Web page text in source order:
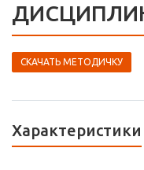
СКАЧАТЬ МЕТОДИЧКУ
Характеристики